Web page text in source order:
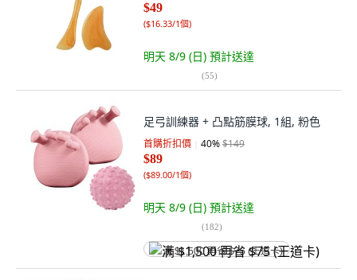
$49
($16.33/1個)
明天 8/9 (日) 預計送達
(55)
足弓訓練器 + 凸點筋膜球, 1組, 粉色
首購折扣價 40%$149
$89
($89.00/1個)
明天 8/9 (日) 預計送達
(182)
满 $1,500 再省 $75 (王道卡)